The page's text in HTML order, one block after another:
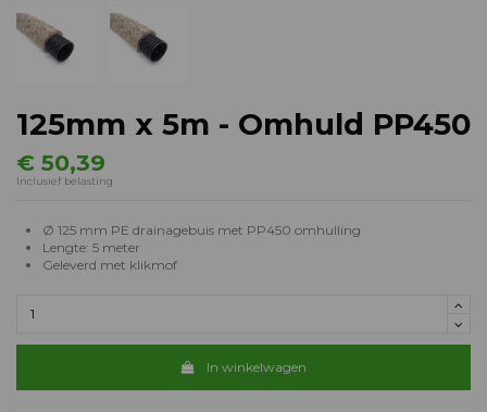
125mm x 5m - Omhuld PP450
€ 50,39
Inclusief belasting
Ø 125 mm PE drainagebuis met PP450 omhulling
Lengte: 5 meter
Geleverd met klikmof
In winkelwagen